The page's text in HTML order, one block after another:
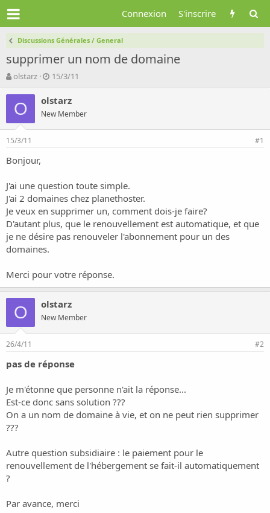
Connexion S'inscrire
Discussions Générales / General
supprimer un nom de domaine
A
t
e
r
d
l
d
i
c
u
s
s
o
olstarz
D
t
d
e
t
15/3/11
O olstarz
New Member
15/3/11 #1
Bonjour,
J'ai une question toute simple.
J'ai 2 domaines chez planethoster.
Je veux en supprimer un, comment dois-je faire?
D'autant plus, que le renouvellement est automatique, et que
je ne désire pas renouveler l'abonnement pour un des
domaines.
Merci pour votre réponse.
O olstarz
New Member
26/4/11 #2
pas de réponse
Je m'étonne que personne n'ait la réponse...
Est-ce donc sans solution ???
On a un nom de domaine à vie, et on ne peut rien supprimer
???
Autre question subsidiaire : le paiement pour le
renouvellement de l'hébergement se fait-il automatiquement
?
Par avance, merci